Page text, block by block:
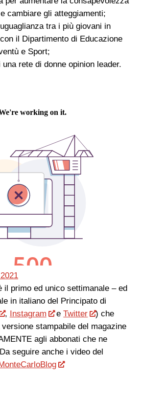
cambiare gli atteggiamenti;
tra i più giovani in
il Dipartimento di Educazione
e Sport;
una rete di donne opinion leader.
il primo ed unico settimanale – ed
in italiano del Principato di
, Instagram eTwitter
) che
stampabile del magazine
agli abbonati che ne
seguire anche i video del